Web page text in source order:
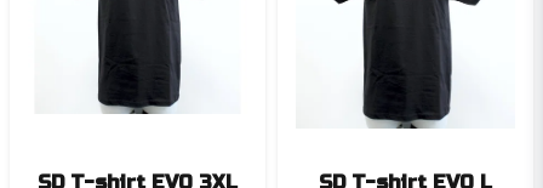
SD T-shirt EVO 3XL SD T-shirt EVO L